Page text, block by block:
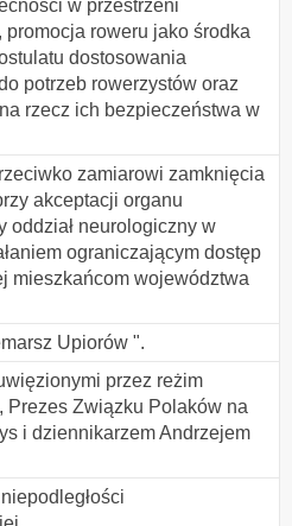
w przestrzeni
roweru jako środka
dostosowania
potrzeb rowerzystów oraz
rzecz ich bezpieczeństwa w
zamiarowi zamknięcia
akceptacji organu
oddział neurologiczny w
ograniczającym dostęp
mieszkańcom województwa
Upiorów ".
przez reżim
Prezes Związku Polaków na
i dziennikarzem Andrzejem